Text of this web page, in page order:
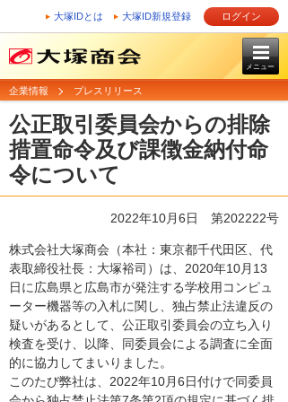
大塚IDとは 大塚ID新規登録 ログイン
メニュー
企業情報 プレスリリース
公正取引委員会からの排除
措置命令及び課徴金納付命
令について
2022年10月6日 第202222号
株式会社大塚商会（本社：東京都千代田区、代
表取締役社長：大塚裕司）は、2020年10月13
日に広島県と広島市が発注する学校用コンピュ
ーター機器等の入札に関し、独占禁止法違反の
疑いがあるとして、公正取引委員会の立ち入り
検査を受け、以降、同委員会による調査に全面
的に協力してまいりました。
このたび弊社は、2022年10月6日付けで同委員